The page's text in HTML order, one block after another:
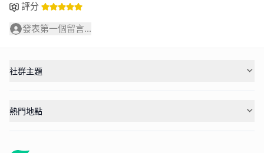
評分
發表第一個留言...
社群主題
熱門地點